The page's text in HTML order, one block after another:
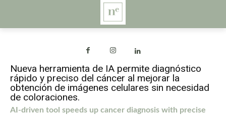
Nueva herramienta de IA permite diagnóstico
rápido y preciso del cáncer al mejorar la
obtención de imágenes celulares sin necesidad
de coloraciones.
AI-driven tool speeds up cancer diagnosis with precise